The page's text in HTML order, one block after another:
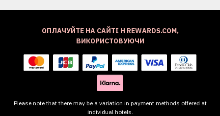
ОПЛАЧУЙТЕ НА САЙТІ H REWARDS.COM,
ВИКОРИСТОВУЮЧИ
Please note that there may be a variation in payment methods offered at
individual hotels.